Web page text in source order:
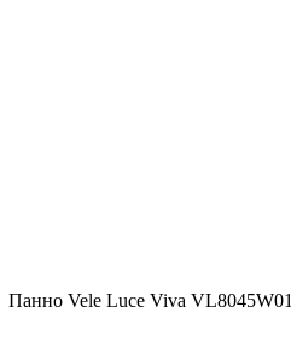
Панно Vele Luce Viva VL8045W01